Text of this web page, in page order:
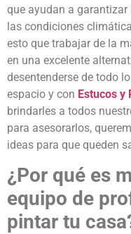
que ayudan a
las condiciones
esto que trabajar de la
en una excelente
desentenderse de todo
espacio y con Estucos y
brindarles a todos
para asesorarlos,
ideas para que queden
¿Por qué es
equipo de
pintar tu